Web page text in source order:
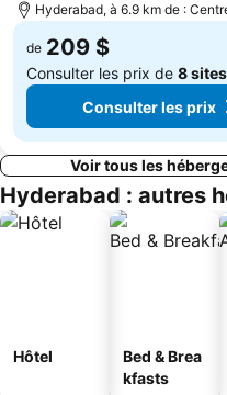
Hyderabad, à 6.9 km de :
de 209 $
Consulter les prix de 8 sites
Consulter les prix
Voir tous les
Hyderabad : autres
Hôtel
Bed & Brea
kfasts